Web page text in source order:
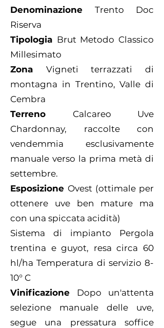
Denominazione Trento Doc
Riserva
Tipologia Brut Metodo Classico
Millesimato
Zona Vigneti terrazzati di
montagna in Trentino, Valle di
Cembra
Terreno Calcareo Uve
Chardonnay, raccolte con
vendemmia esclusivamente
manuale verso la prima metà di
settembre.
Esposizione Ovest (ottimale per
ottenere uve ben mature ma
con una spiccata acidità)
Sistema di impianto Pergola
trentina e guyot, resa circa 60
hl/ha Temperatura di servizio 8-
10° C
Vinificazione Dopo un'attenta
selezione manuale delle uve,
segue una pressatura soffice